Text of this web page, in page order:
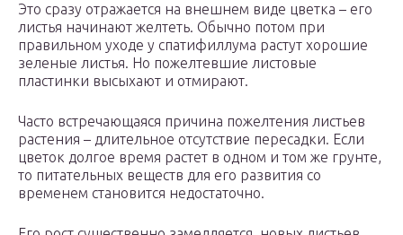
Это сразу отражается на внешнем виде цветка – его
листья начинают желтеть. Обычно потом при
правильном уходе у спатифиллума растут хорошие
зеленые листья. Но пожелтевшие листовые
пластинки высыхают и отмирают.
Часто встречающаяся причина пожелтения листьев
растения – длительное отсутствие пересадки. Если
цветок долгое время растет в одном и том же грунте,
то питательных веществ для его развития со
временем становится недостаточно.